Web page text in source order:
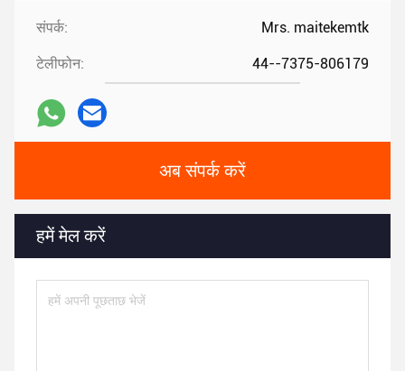
संपर्क: Mrs. maitekemtk
टेलीफोन: 44--7375-806179
अब संपर्क करें
हमें मेल करें